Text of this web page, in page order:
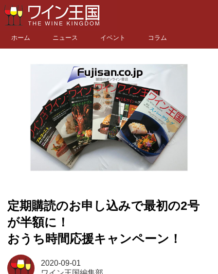
ホーム ニュース イベント コラム
定期購読のお申し込みで最初の2号
が半額に！
おうち時間応援キャンペーン！
2020-09-01